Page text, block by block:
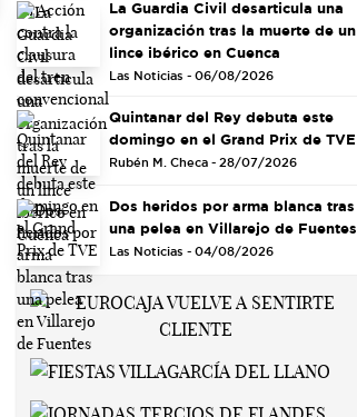
La Guardia Civil desarticula una
organización tras la muerte de un
lince ibérico en Cuenca
Las Noticias - 06/08/2026
Quintanar del Rey debuta este
domingo en el Grand Prix de TVE
Rubén M. Checa - 28/07/2026
Dos heridos por arma blanca tras
una pelea en Villarejo de Fuentes
Las Noticias - 04/08/2026